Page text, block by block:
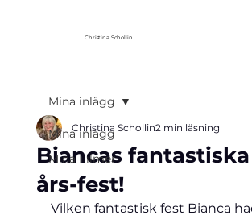
Christina Schollin
Mina inlägg
Mina Filmer
Mina inlägg
Biancas fantastiska
års-fest!
Christina Schollin2 min läsning
Vilken fantastisk fest Bianca